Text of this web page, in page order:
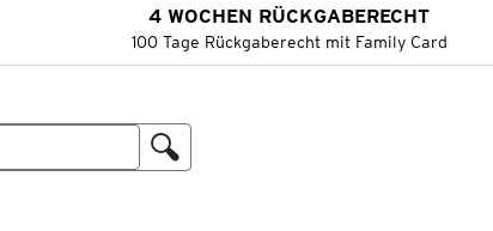
4 WOCHEN RÜCKGABERECHT
100 Tage Rückgaberecht mit Family Card